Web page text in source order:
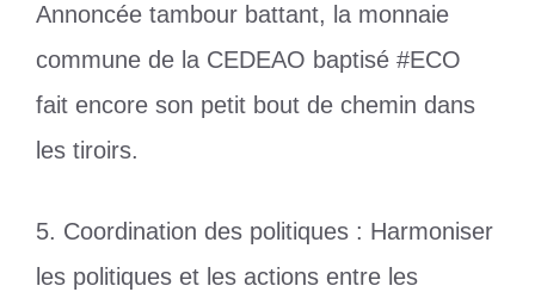
Annoncée tambour battant, la monnaie
commune de la CEDEAO baptisé #ECO
fait encore son petit bout de chemin dans
les tiroirs.
5. Coordination des politiques : Harmoniser
les politiques et les actions entre les